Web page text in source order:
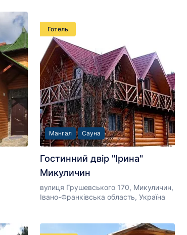
Готель
Мангал Сауна
Гостинний двір "Ірина"
Микуличин
вулиця Грушевського 170, Микуличин,
Івано-Франківська область, Україна